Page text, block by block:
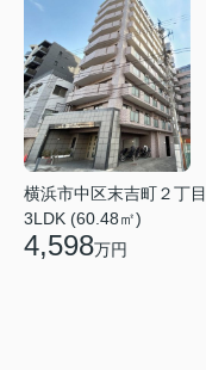
横浜市中区末吉町２丁目
3LDK (60.48㎡)
4,598万円